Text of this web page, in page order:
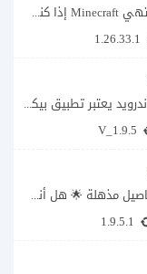
لعبة البناء والمغامرة التي لا تنتهي Minecraft إذا كنت تبحث عن لعبة تمنحك حرية...
تحميل برنامج pixellab مهكر للاندرويد يعتبر تطبيق بيكسلاب من اشهر تطبيقات التعديل والتحرير، بحيث...
استكشف عالم ماين كرافت بتفاصيل مذهلة 🌟 هل أنت مستعد لمغامرة أكثر إثارة في...